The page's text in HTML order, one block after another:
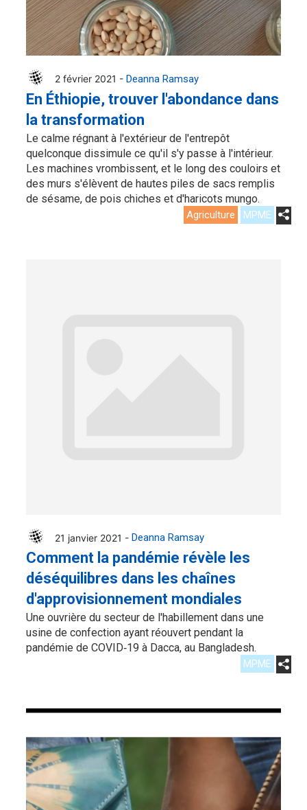
2 février 2021 - Deanna Ramsay
En Éthiopie, trouver l'abondance dans
la transformation
Le calme régnant à l'extérieur de l'entrepôt
quelconque dissimule ce qu'il s'y passe à l'intérieur.
Les machines vrombissent, et le long des couloirs et
des murs s'élèvent de hautes piles de sacs remplis
de sésame, de pois chiches et d'haricots mungo.
Agriculture MPME
21 janvier 2021 - Deanna Ramsay
Comment la pandémie révèle les
déséquilibres dans les chaînes
d'approvisionnement mondiales
Une ouvrière du secteur de l'habillement dans une
usine de confection ayant réouvert pendant la
pandémie de COVID‑19 à Dacca, au Bangladesh.
MPME